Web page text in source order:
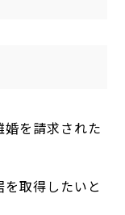
を請求された
取得したいと